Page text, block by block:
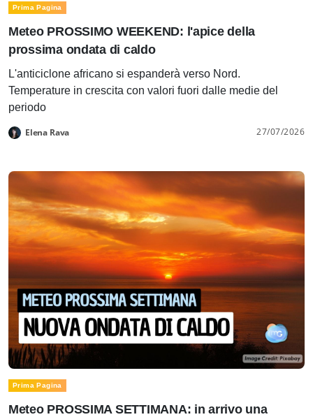
Prima Pagina
Meteo PROSSIMO WEEKEND: l'apice della
prossima ondata di caldo
L'anticiclone africano si espanderà verso Nord.
Temperature in crescita con valori fuori dalle medie del
periodo
Elena Rava 27/07/2026
Prima Pagina
Meteo PROSSIMA SETTIMANA: in arrivo una